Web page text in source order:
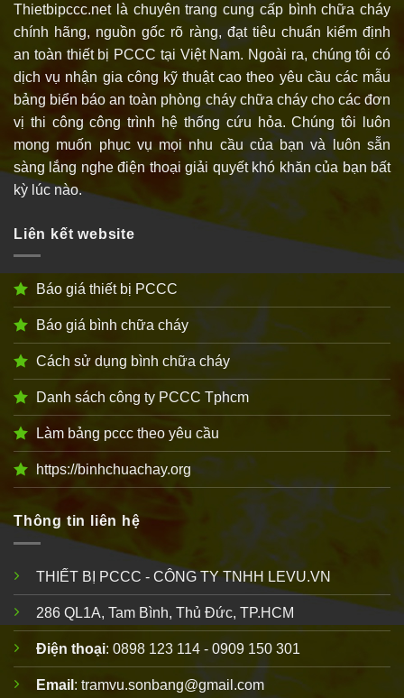
Thietbipccc.net là chuyên trang cung cấp bình chữa cháy
chính hãng, nguồn gốc rõ ràng, đạt tiêu chuẩn kiểm định
an toàn thiết bị PCCC tại Việt Nam. Ngoài ra, chúng tôi có
dịch vụ nhận gia công kỹ thuật cao theo yêu cầu các mẫu
bảng biển báo an toàn phòng cháy chữa cháy cho các đơn
vị thi công công trình hệ thống cứu hỏa. Chúng tôi luôn
mong muốn phục vụ mọi nhu cầu của bạn và luôn sẵn
sàng lắng nghe điện thoại giải quyết khó khăn của bạn bất
kỳ lúc nào.
Liên kết website
Báo giá thiết bị PCCC
Báo giá bình chữa cháy
Cách sử dụng bình chữa cháy
Danh sách công ty PCCC Tphcm
Làm bảng pccc theo yêu cầu
https://binhchuachay.org
Thông tin liên hệ
THIẾT BỊ PCCC - CÔNG TY TNHH LEVU.VN
286 QL1A, Tam Bình, Thủ Đức, TP.HCM
Điện thoại: 0898 123 114 - 0909 150 301
Email : tramvu.sonbang@gmail.com